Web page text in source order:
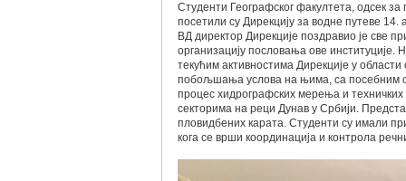
Студенти Географског факултета, одсек
посетили су Дирекцију за водне путеве
ВД директор Дирекције поздравио је све
организацију пословања ове институције.
текућим активностима Дирекције у
побољшања услова на њима, са посебним
процес хидрографских мерења и
секторима на реци Дунав у Србији.
пловидбених карата. Студенти су имали
кога се врши координација и контрола